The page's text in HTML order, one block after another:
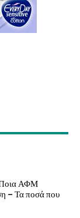
Ποια ΑΦΜ
– Τα ποσά που